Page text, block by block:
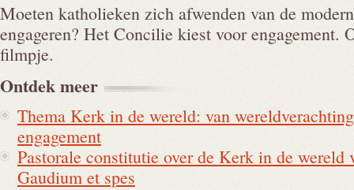
Moeten katholieken zich afwenden van de
engageren? Het Concilie kiest voor engagement.
filmpje.
Ontdekmeer
Thema Kerk in de wereld: van
engagement
Pastorale constitutie over de Kerk in de wereld
Gaudium et spes